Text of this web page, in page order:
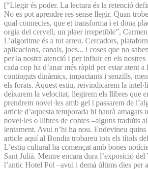
[“Llegir és poder. La lectura és la retenció
No es pot aprendre res sense llegir. Quan
qual connectes, que et transforma i et dona
orgia del cervell, un plaer irrepetible”,
L’algoritme és a tot arreu. Cercadors,
aplicacions, canals, jocs... i coses que no
per la nostra atenció i per influir en els
cada cop ha d’anar més ràpid per estar atent
continguts dinàmics, impactants i senzills,
els forats. Aquest estiu, reivindicarem la
deixarem la velocitat, llegirem els llibres que
prendrem novel·les amb gel i passarem de
article d’aquesta temporada hi haurà amagats
novel·les o llibres de contes –alguns traduïts
lentament. Avui n’hi ha nou. Endevineu
article aquí al Bondia trobareu tots els títols
L’estiu cultural ha començat amb bones
Sant Julià. Mentre encara dura l’exposició del
l’antic Hotel Pol –avui i demà últims dies per